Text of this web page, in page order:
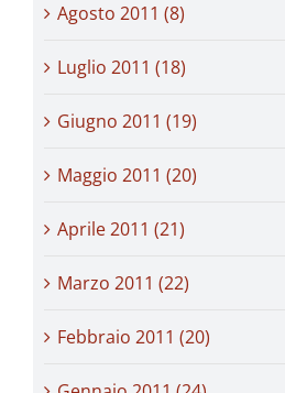
Agosto 2011 (8)
Luglio 2011 (18)
Giugno 2011 (19)
Maggio 2011 (20)
Aprile 2011 (21)
Marzo 2011 (22)
Febbraio 2011 (20)